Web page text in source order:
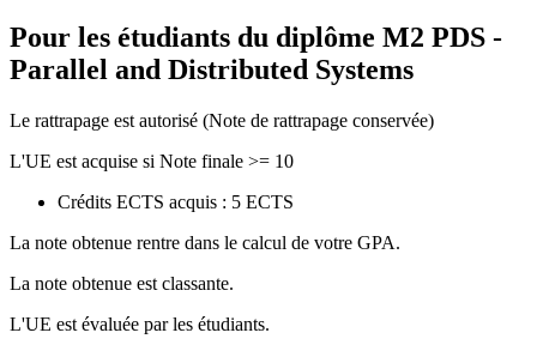
Pour les étudiants du diplôme M2 PDS -
Parallel and Distributed Systems
Le rattrapage est autorisé (Note de rattrapage conservée)
L'UE est acquise si Note finale >= 10
Crédits ECTS acquis : 5 ECTS
La note obtenue rentre dans le calcul de votre GPA.
La note obtenue est classante.
L'UE est évaluée par les étudiants.